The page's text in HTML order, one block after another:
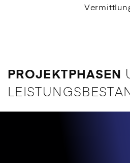
PROJEKTPHASEN